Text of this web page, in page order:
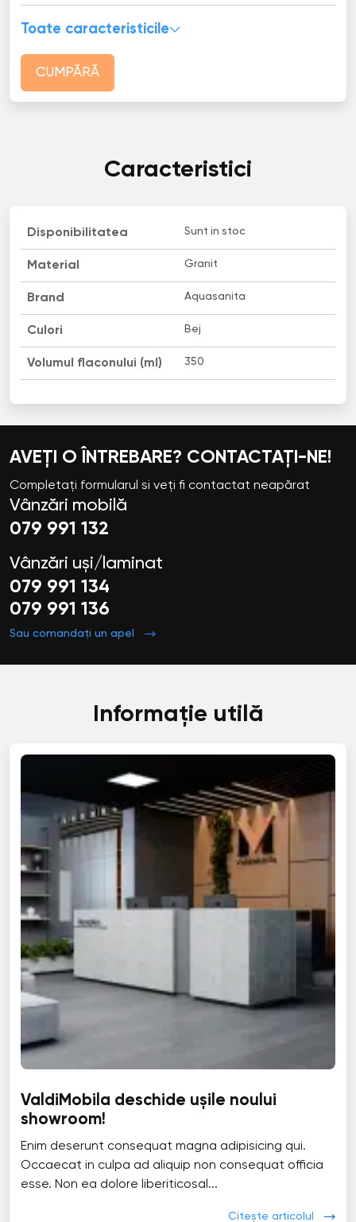
Toate caracteristicile
CUMPĂRĂ
Caracteristici
Disponibilitatea Sunt in stoc
Material Granit
Brand Aquasanita
Culori Bej
Volumul flaconului (ml) 350
AVEȚI O ÎNTREBARE? CONTACTAȚI-NE!
Completați formularul si veți fi contactat neapărat
Vânzări mobilă
079 991 132
Vânzări uși/laminat
079 991 134
079 991 136
Sau comandați un apel
Informație utilă
ValdiMobila deschide ușile noului
showroom!
Enim deserunt consequat magna adipisicing qui.
Occaecat in culpa ad aliquip non consequat officia
esse. Non ea dolore liberiticosal...
Citește articolul